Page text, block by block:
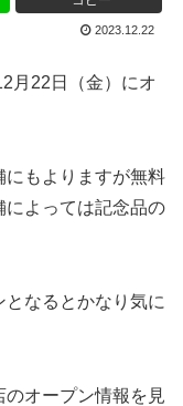
2023.12.22
月22日（金）にオ
にもよりますが無料
によっては記念品の
なるとかなり気に
オープン情報を見